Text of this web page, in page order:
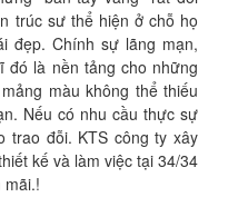
trúc sư thể hiện ở chỗ họ
đẹp. Chính sự lãng mạn,
đó là nền tảng cho những
màu không thể thiếu
Nếu có nhu cầu thực sự
trao đỗi. KTS công ty xây
kế và làm việc tại 34/34
mãi.!